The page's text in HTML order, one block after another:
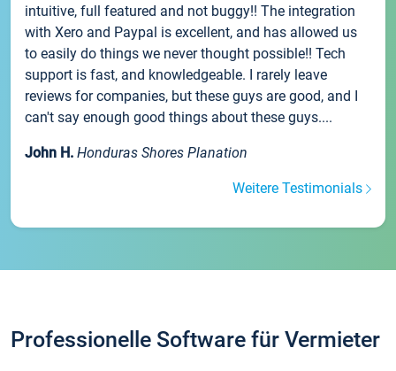
intuitive, full featured and not buggy!! The integration
with Xero and Paypal is excellent, and has allowed us
to easily do things we never thought possible!! Tech
support is fast, and knowledgeable. I rarely leave
reviews for companies, but these guys are good, and I
can't say enough good things about these guys....
John H. Honduras Shores Planation
Weitere Testimonials
Professionelle Software für Vermieter